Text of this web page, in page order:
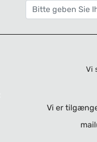
Vi
Vi er